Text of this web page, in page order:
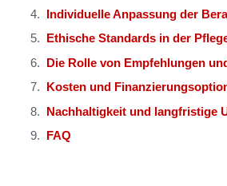
Individuelle Anpassung der
Ethische Standards in der
Die Rolle von Empfehlungen
Kosten und
Nachhaltigkeit und langfristige
FAQ